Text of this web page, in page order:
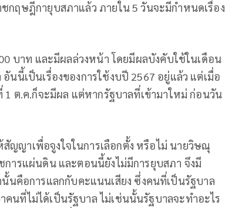
กฤษฎีกายุบสภาแล้ว ภายใน 5 วันจะมีกำหนดเรื่อง
บาท และมีผลล่วงหน้า โดยมีผลบังคับใช้ในเดือน
นนี้เป็นเรื่องของการใช้งบปี 2567 อยู่แล้ว แต่เมื่อ
ต.ค.ก็จะมีผล แต่หากรัฐบาลที่เข้ามาใหม่ ก่อนวัน
ญญาเพื่อจูงใจในการเลือกตั้ง หรือไม่ นายวิษณุ
การแผ่นดิน และตอนนี้ยังไม่มีการยุบสภา จึงมี
นคือการแลกกับคะแนนเสียง ซึ่งคนที่เป็นรัฐบาล
คนที่ไม่ได้เป็นรัฐบาล ไม่เช่นนั้นรัฐบาลจะทำอะไร